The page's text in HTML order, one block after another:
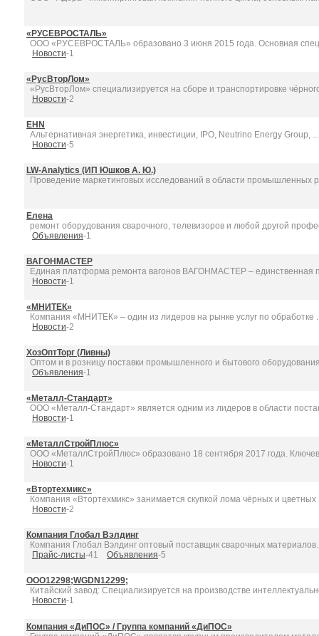
«РУСЕВРОСТАЛЬ»
ООО «РУСЕВРОСТАЛЬ» образовано 3 июня 2015 года. Основная
Новости-1
«РусВторЛом»
«РусВторЛом» специализируется на сборе и транспортировке
Новости-2
EHN
Альтернативная энергетика, инвестиции, IPO, Neutrino Energy Group, ...
Новости-5
LW-Analytics (ИП Юшков А. Ю.)
Проведение маркетинговых исследований в области промышленных
Елена
ремонт оборудования сварочного, телевизоров и любой другой
Объявления-1
ВАГОНМАСТЕР
Единая платформа ремонта вагонов ВАГОНМАСТЕР – единственная
Новости-1
«МНИТЕК»
Компания «МНИТЕК» – один из лидеров на рынке услуг по обработке
Новости-2
ХозОптТорг (Ливны)
Оптом и в розницу поставки промышленного и бытового
Объявления-1
«Металл-Стандарт»
ООО «Металл-Стандарт» является одним из лидеров в области
Новости-1
«МеталлСтройПлюс»
ООО «МеталлСтройПлюс» образовано 18 сентября 2017 года.
Новости-1
«Втортехмикс»
Компания «Втортехмикс» занимается скупкой лома чёрных и цветных
Новости-2
Компания Глобал Вэлдинг
Компания Глобал Вэлдинг оптовый поставщик сварочных
Прайс-листы-41 Объявления-5
OOO12298;WGDN12299;
Китайский завод: Специализируется на производстве
Новости-1
Компания «ДиПОС» / Группа компаний «ДиПОС»